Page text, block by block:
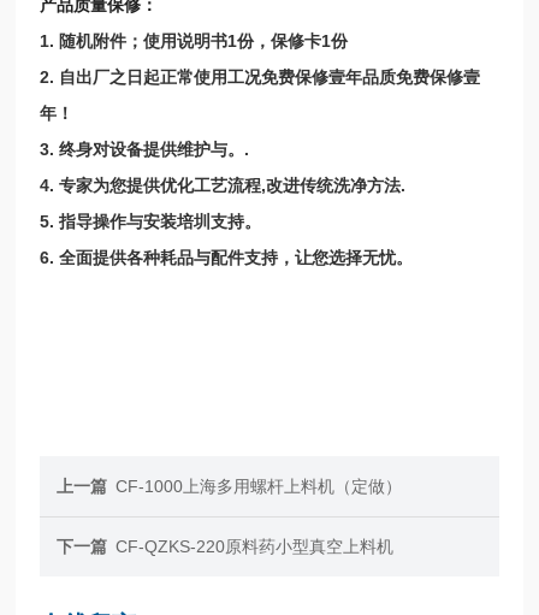
产品质量保修：
1. 随机附件；使用说明书1份，保修卡1份
2. 自出厂之日起正常使用工况免费保修壹年品质免费保修壹
年！
3.终身对设备提供维护与。 .
4.专家为您提供优化工艺流程,改进传统洗净方法.
5.指导操作与安装培圳支持。
6.全面提供各种耗品与配件支持，让您选择无忧。
上一篇 CF-1000上海多用螺杆上料机（定做）
下一篇 CF-QZKS-220原料药小型真空上料机